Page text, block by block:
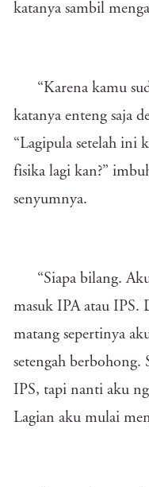
katanya sambil
“Karena kamu
katanya enteng saja
“Lagipula setelah ini
fisika lagi kan?”
senyumnya.
“Siapa bilang.
masuk IPA atau IPS.
matang sepertinya
setengah
IPS, tapi nanti aku
Lagian aku mulai